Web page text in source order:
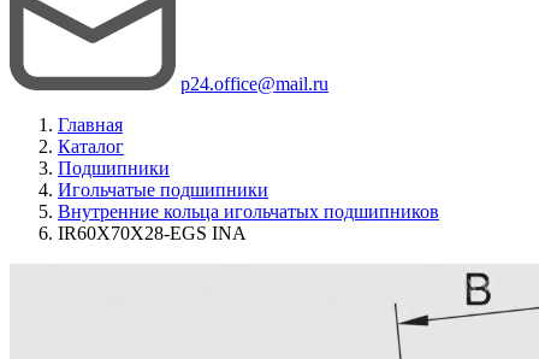
p24.office@mail.ru
Главная
Каталог
Подшипники
Игольчатые подшипники
Внутренние кольца игольчатых подшипников
IR60X70X28-EGS INA